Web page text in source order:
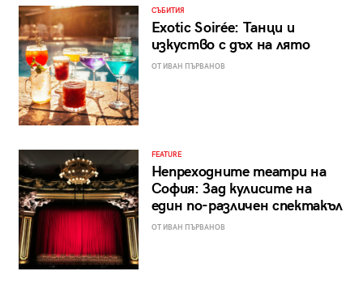
СЪБИТИЯ
Exotic Soirée: Танци и
изкуство с дъх на лято
ОТ ИВАН ПЪРВАНОВ
FEATURE
Непреходните театри на
София: Зад кулисите на
един по-различен спектакъл
ОТ ИВАН ПЪРВАНОВ